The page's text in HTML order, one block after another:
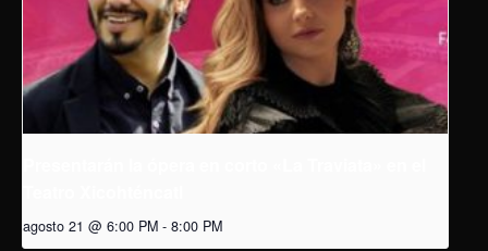
agosto 21 @ 6:00 PM - 8:00 PM